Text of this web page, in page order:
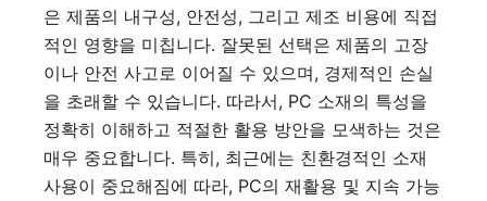
은 제품의 내구성, 안전성, 그리고 제조 비용에 직접
적인 영향을 미칩니다. 잘못된 선택은 제품의 고장
이나 안전 사고로 이어질 수 있으며, 경제적인 손실
을 초래할 수 있습니다. 따라서, PC 소재의 특성을
정확히 이해하고 적절한 활용 방안을 모색하는 것은
매우 중요합니다. 특히, 최근에는 친환경적인 소재
사용이 중요해짐에 따라, PC의 재활용 및 지속 가능